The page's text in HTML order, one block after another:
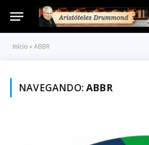
Início »ABBR
NAVEGANDO:ABBR